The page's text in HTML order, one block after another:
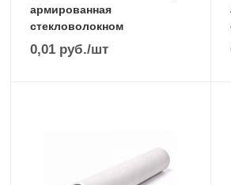
армированная
стекловолокном
0,01 руб./шт